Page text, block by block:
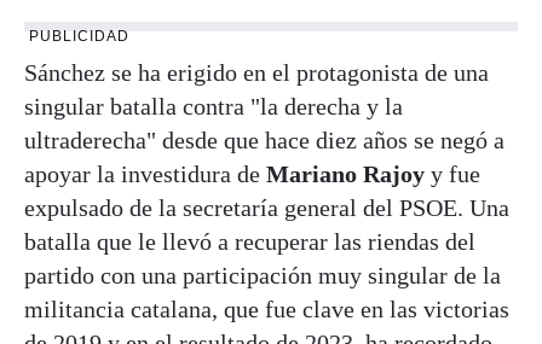
PUBLICIDAD
Sánchez se ha erigido en el protagonista de una
singular batalla contra "la derecha y la
ultraderecha" desde que hace diez años se negó a
apoyar la investidura de Mariano Rajoy y fue
expulsado de la secretaría general del PSOE. Una
batalla que le llevó a recuperar las riendas del
partido con una participación muy singular de la
militancia catalana, que fue clave en las victorias